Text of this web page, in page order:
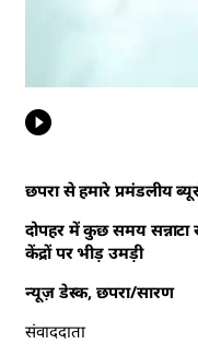
छपरा से हमारे प्रमंडलीय
दोपहर में कुछ समय
केंद्रों पर भीड़ उमड़ी
न्यूज़ डेस्क, छपरा/सारण
संवाददाता